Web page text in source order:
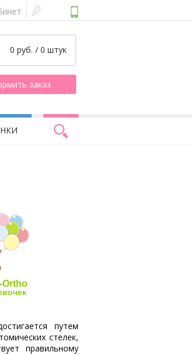
0 руб. / 0 штук
заказ
Ortho
путем
стелек,
правильному